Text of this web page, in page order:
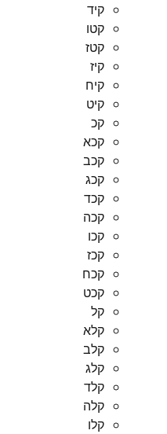
קיד
קטו
קטז
קיז
קיח
קיט
קכ
קכא
קכב
קכג
קכד
קכה
קכו
קכז
קכח
קכט
קל
קלא
קלב
קלג
קלד
קלה
קלו